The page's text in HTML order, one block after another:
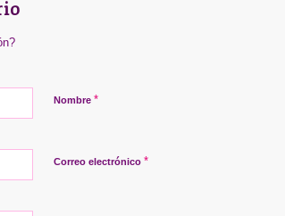
Nombre *
Correo electrónico *